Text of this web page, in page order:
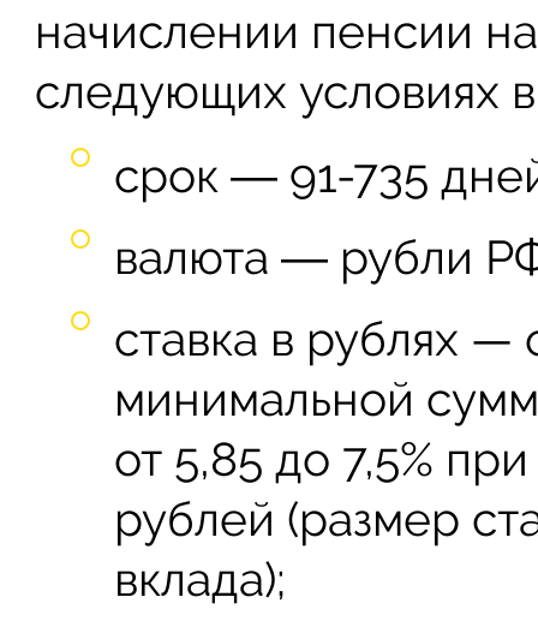
начислении пенсии
следующих условиях
срок ― 91-735
валюта ― рубли
ставка в рублях —
минимальной
от 5,85 до 7,5%
рублей (размер
вклада);